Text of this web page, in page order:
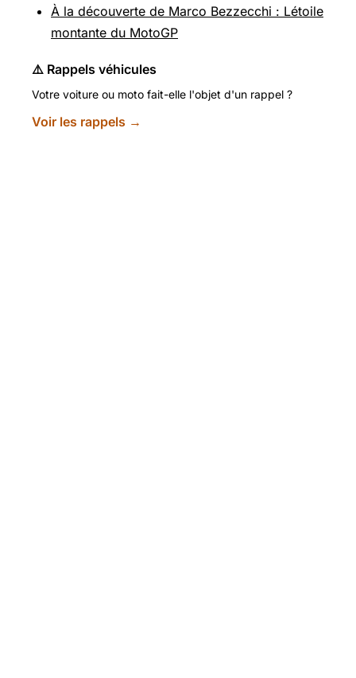
À la découverte de Marco Bezzecchi : Létoile
montante du MotoGP
⚠️ Rappels véhicules
Votre voiture ou moto fait-elle l'objet d'un rappel ?
Voir les rappels →